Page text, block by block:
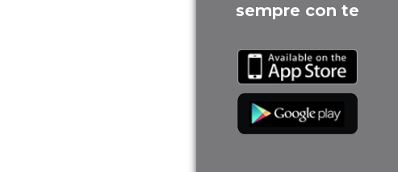
sempre con te